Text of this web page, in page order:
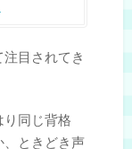
目されてき
同じ背格
、ときどき声